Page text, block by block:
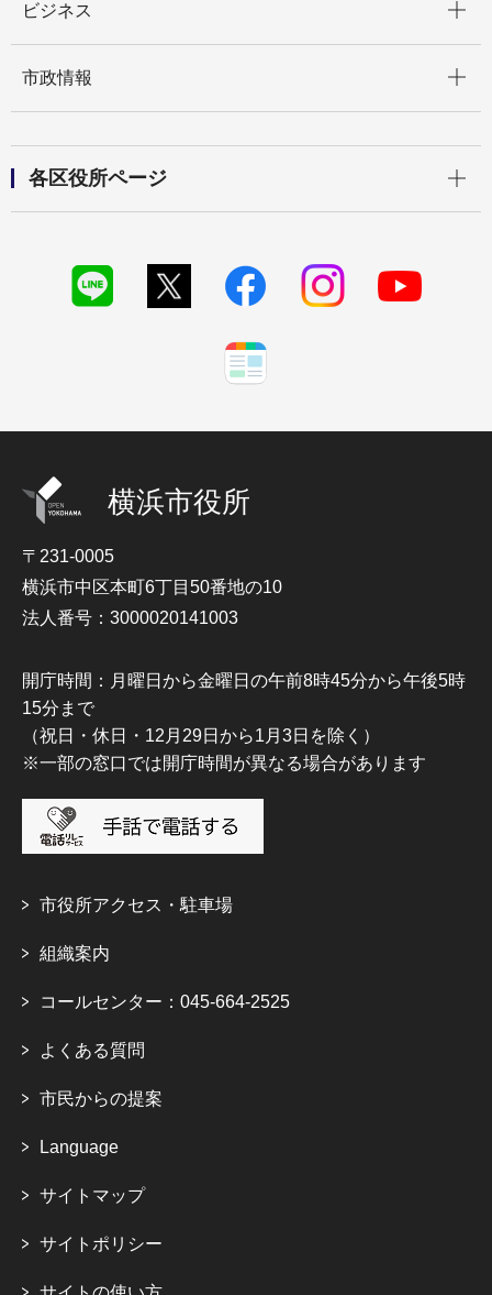
ビジネス
市政情報
各区役所ページ
横浜市役所
〒231-0005
横浜市中区本町6丁目50番地の10
法人番号：3000020141003
開庁時間：月曜日から金曜日の午前8時45分から午後5時
15分まで
（祝日・休日・12月29日から1月3日を除く）
※一部の窓口では開庁時間が異なる場合があります
市役所アクセス・駐車場
組織案内
コールセンター：045-664-2525
よくある質問
市民からの提案
Language
サイトマップ
サイトポリシー